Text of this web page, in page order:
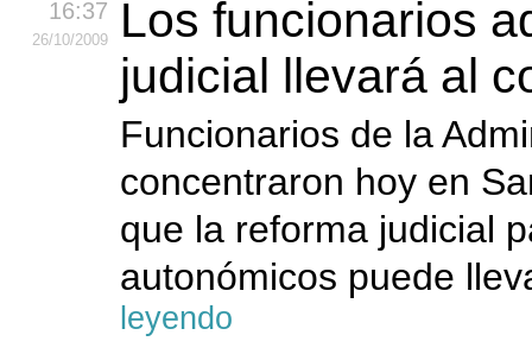
16:37
26/10/2009
Los funcionarios
judicial llevará al
Funcionarios de la
concentraron hoy en
que la reforma judicial
autonómicos puede
leyendo